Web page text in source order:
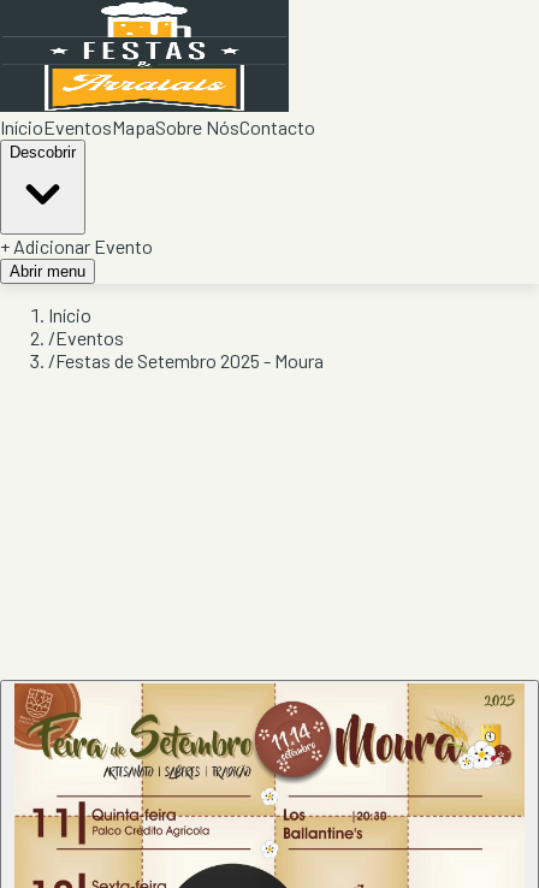
InícioEventosMapaSobre NósContacto
Descobrir
+ Adicionar Evento
Abrir menu
Início
/Eventos
/Festas de Setembro 2025 - Moura